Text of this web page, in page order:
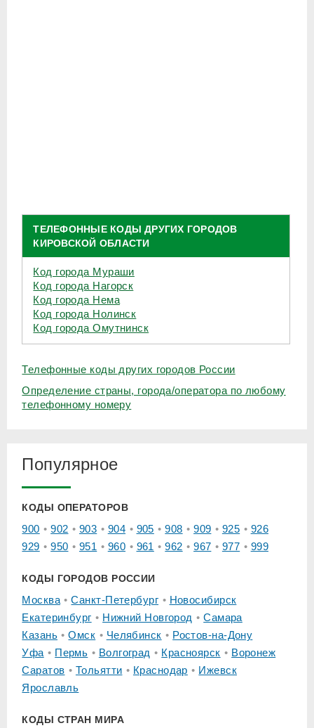
ТЕЛЕФОННЫЕ КОДЫ ДРУГИХ ГОРОДОВ
КИРОВСКОЙ ОБЛАСТИ
Код города Мураши
Код города Нагорск
Код города Нема
Код города Нолинск
Код города Омутнинск
Телефонные коды других городов России
Определение страны, города/оператора по любому
телефонному номеру
Популярное
КОДЫ ОПЕРАТОРОВ
900 902 903 904 905 908 909 925
926
929
950 951 960 961 962 967 977 999
КОДЫ ГОРОДОВ РОССИИ
Москва Санкт-Петербург
Новосибирск
Екатеринбург
Нижний Новгород
Самара
Казань
Омск Челябинск
Ростов-на-Дону
Уфа
Пермь Волгоград Красноярск
Воронеж
Саратов
Тольятти Краснодар
Ижевск
Ярославль
КОДЫ СТРАН МИРА